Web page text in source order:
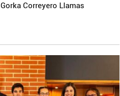
Gorka Correyero Llamas